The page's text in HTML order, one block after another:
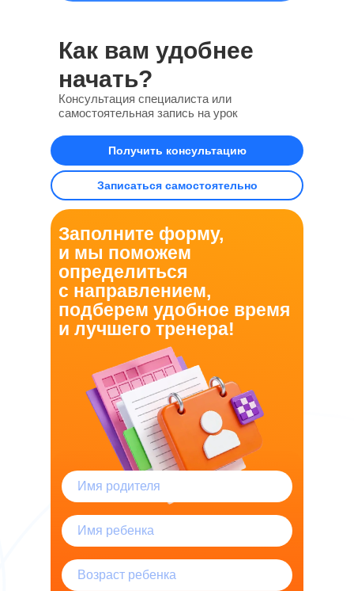
Консультация специалиста или
самостоятельная запись на урок
Как вам удобнее
начать?
Заполните форму,
и мы поможем
определиться
с направлением,
подберем удобное время
и лучшего тренера!
Получить консультацию
Записаться самостоятельно